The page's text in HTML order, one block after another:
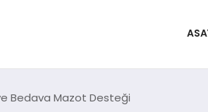
Bedava Mazot Desteği